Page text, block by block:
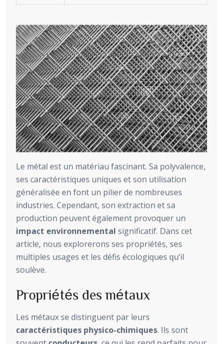
Le métal est un matériau fascinant. Sa polyvalence,
ses caractéristiques uniques et son utilisation
généralisée en font un pilier de nombreuses
industries. Cependant, son extraction et sa
production peuvent également provoquer un
impact environnemental significatif. Dans cet
article, nous explorerons ses propriétés, ses
multiples usages et les défis écologiques qu’il
soulève.
Propriétés des métaux
Les métaux se distinguent par leurs
caractéristiques physico-chimiques. Ils sont